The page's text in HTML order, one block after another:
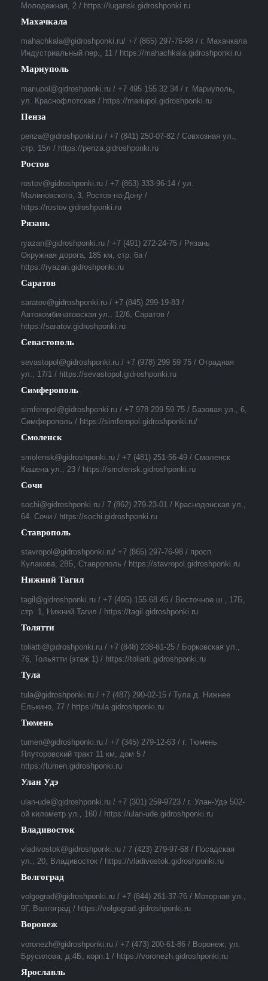
Молодежная, 2 / https://lugansk.gidroshponki.ru
Махачкала
mahachkala@gidroshponki.ru/ +7 (865) 297-76-98 / г. Махачкала
Индустриальный пер., 11 / https://mahachkala.gidroshponki.ru
Мариуполь
mariupol@gidroshponki.ru / +7 495 155 32 34 / г. Мариуполь,
ул. Краснофлотская / https://mariupol.gidroshponki.ru
Пенза
penza@gidroshponki.ru / +7 (841) 250-07-82 / Совхозная ул.,
стр. 15л / https://penza.gidroshponki.ru
Ростов
rostov@gidroshponki.ru / +7 (863) 333-96-14 / ул.
Малиновского, 3, Ростов-на-Дону /
https://rostov.gidroshponki.ru
Рязань
ryazan@gidroshponki.ru / +7 (491) 272-24-75 / Рязань
Окружная дорога, 185 км, стр. 6а /
https://ryazan.gidroshponki.ru
Саратов
saratov@gidroshponki.ru / +7 (845) 299-19-83 /
Автокомбинатовская ул., 12/6, Саратов /
https://saratov.gidroshponki.ru
Севастополь
sevastopol@gidroshponki.ru / +7 (978) 299 59 75 / Отрадная
ул., 17/1 / https://sevastopol.gidroshponki.ru
Симферополь
simferopol@gidroshponki.ru / +7 978 299 59 75 / Базовая ул., 6,
Симферополь / https://simferopol.gidroshponki.ru/
Смоленск
smolensk@gidroshponki.ru / +7 (481) 251-56-49 / Смоленск
Кашена ул., 23 / https://smolensk.gidroshponki.ru
Сочи
sochi@gidroshponki.ru / 7 (862) 279-23-01 / Краснодонская ул.,
64, Сочи / https://sochi.gidroshponki.ru
Ставрополь
stavropol@gidroshponki.ru/ +7 (865) 297-76-98 / просп.
Кулакова, 28Б, Ставрополь / https://stavropol.gidroshponki.ru
Нижний Тагил
tagil@gidroshponki.ru / +7 (495) 155 68 45 / Восточное ш., 17Б,
стр. 1, Нижний Тагил / https://tagil.gidroshponki.ru
Толятти
toliatti@gidroshponki.ru / +7 (848) 238-81-25 / Борковская ул.,
76, Тольятти (этаж 1) / https://toliatti.gidroshponki.ru
Тула
tula@gidroshponki.ru / +7 (487) 290-02-15 / Тула д. Нижнее
Елькино, 77 / https://tula.gidroshponki.ru
Тюмень
tumen@gidroshponki.ru / +7 (345) 279-12-63 / г. Тюмень
Ялуторовский тракт 11 км, дом 5 /
https://tumen.gidroshponki.ru
Улан Удэ
ulan-ude@gidroshponki.ru / +7 (301) 259-9723 / г. Улан-Удэ 502-
ой километр ул., 160 / https://ulan-ude.gidroshponki.ru
Владивосток
vladivostok@gidroshponki.ru / 7 (423) 279-97-68 / Посадская
ул., 20, Владивосток / https://vladivostok.gidroshponki.ru
Волгоград
volgograd@gidroshponki.ru / +7 (844) 261-37-76 / Моторная ул.,
9Г, Волгоград / https://volgograd.gidroshponki.ru
Воронеж
voronezh@gidroshponki.ru / +7 (473) 200-61-86 / Воронеж, ул.
Брусилова, д.4Б, корп.1 / https://voronezh.gidroshponki.ru
Ярославль